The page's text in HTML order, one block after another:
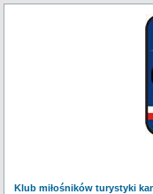
Klub miłośników turystyki